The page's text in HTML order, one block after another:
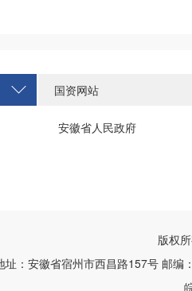
国资网站
安徽省人民政府
版权
址：安徽省宿州市西昌路157号 邮编